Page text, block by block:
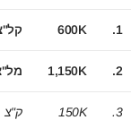
1.
600K
2.
1,150K
3.
150K ק"צ